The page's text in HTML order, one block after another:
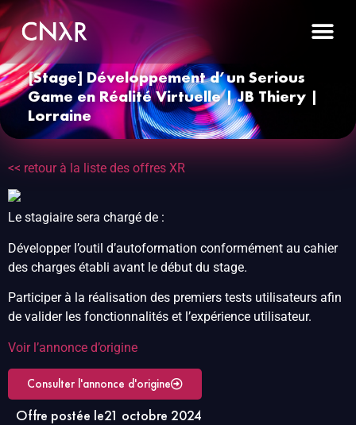
[Stage] Développement d’un Serious
Game en Réalité Virtuelle | JB Thiery |
Lorraine
<< retour à la liste des offres XR
Le stagiaire sera chargé de :
Développer l’outil d’autoformation conformément au cahier
des charges établi avant le début du stage.
Participer à la réalisation des premiers tests utilisateurs afin
de valider les fonctionnalités et l’expérience utilisateur.
Voir l’annonce d’origine
Consulter l'annonce d'origine
Offre postée le21 octobre 2024